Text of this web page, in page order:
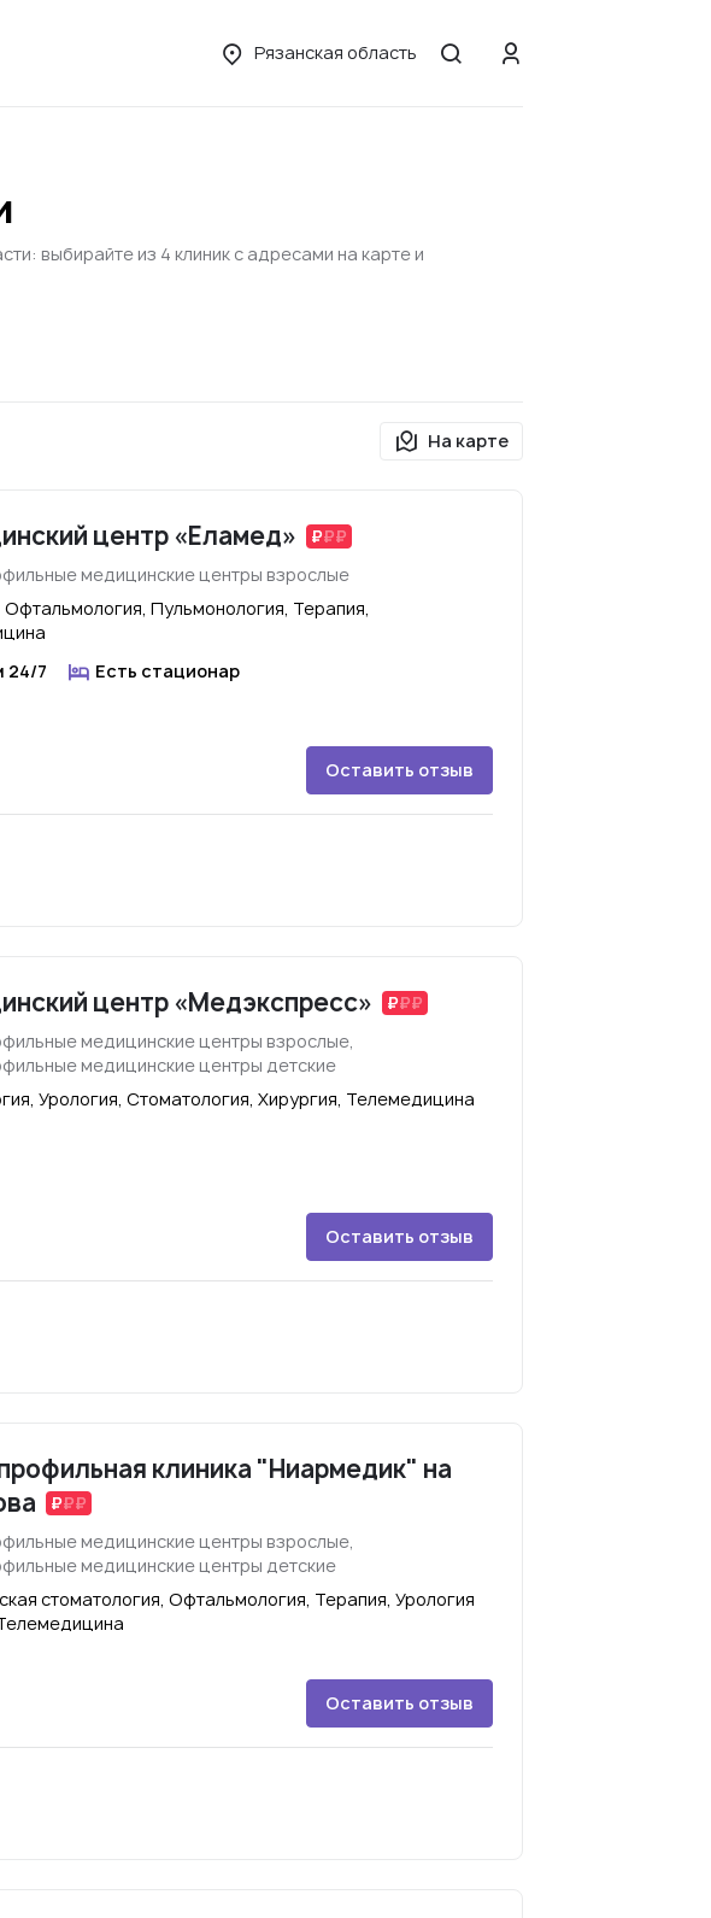
Рязанская область
выбирайте из 4 клиник с адресами на карте и
На карте
центр «Еламед»
медицинские центры взрослые
Офтальмология, Пульмонология, Терапия,
24/7
Есть стационар
Оставить отзыв
центр «Медэкспресс»
медицинские центры взрослые,
медицинские центры детские
Урология, Стоматология, Хирургия, Телемедицина
Оставить отзыв
клиника "Ниармедик" на
медицинские центры взрослые,
медицинские центры детские
стоматология, Офтальмология, Терапия, Урология
Оставить отзыв